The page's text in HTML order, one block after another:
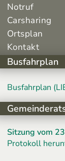
Notruf
Carsharing
Ortsplan
Kontakt
Busfahrplan
Busfahrplan
Sitzung vom
Protokoll